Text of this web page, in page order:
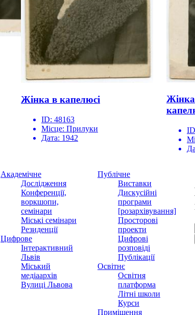
Жінка в капелюсі
ID: 48163
Місце: Прилуки
Дата: 1942
Академічне
Дослідження
Конференції,
воркшопи,
семінари
Міські семінари
Резиденції
Цифрове
Інтерактивний
Львів
Міський
медіаархів
Вулиці Львова
Публічне
Виставки
Дискусійні
програми
[розархівування]
Просторові
проекти
Цифрові
розповіді
Публікації
Освітнє
Освітня
платформа
Літні школи
Курси
Приміщення